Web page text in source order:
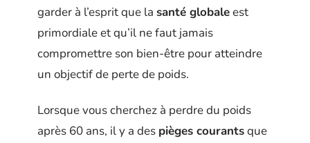
garder à l’esprit que la santé globaleest
primordiale et qu’il ne faut jamais
compromettre son bien-être pour atteindre
un objectif de perte de poids.
Lorsque vous cherchez à perdre du poids
après 60 ans, il y a des pièges courantsque